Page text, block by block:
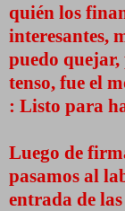
quién los
interesantes,
puedo quejar,
tenso, fue el
: Listo para
Luego de
pasamos al
entrada de